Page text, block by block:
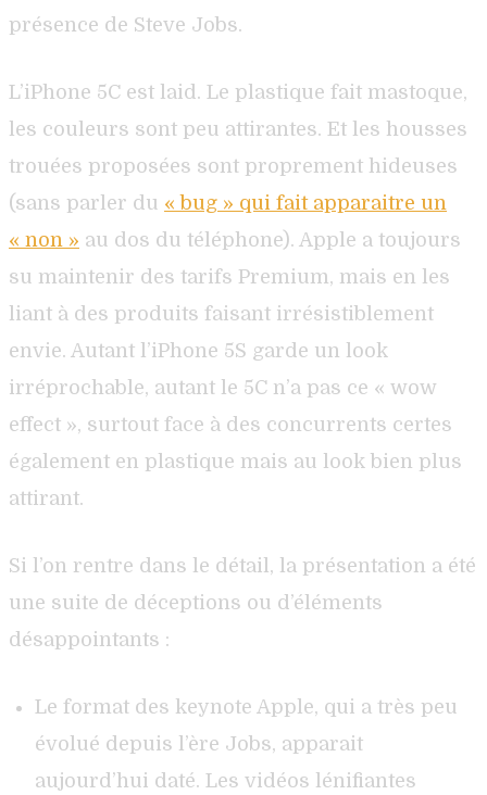
présence de Steve Jobs.
L’iPhone 5C est laid. Le plastique fait mastoque,
les couleurs sont peu attirantes. Et les housses
trouées proposées sont proprement hideuses
(sans parler du « bug » qui fait apparaitre un
« non » au dos du téléphone). Apple a toujours
su maintenir des tarifs Premium, mais en les
liant à des produits faisant irrésistiblement
envie. Autant l’iPhone 5S garde un look
irréprochable, autant le 5C n’a pas ce « wow
effect », surtout face à des concurrents certes
également en plastique mais au look bien plus
attirant.
Si l’on rentre dans le détail, la présentation a été
une suite de déceptions ou d’éléments
désappointants :
Le format des keynote Apple, qui a très peu
évolué depuis l’ère Jobs, apparait
aujourd’hui daté. Les vidéos lénifiantes